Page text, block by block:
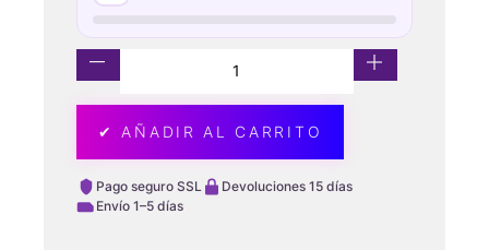
✔ AÑADIR AL CARRITO
Pago seguro SSL
Devoluciones 15 días
Envío 1–5 días